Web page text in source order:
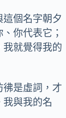
個名字朝夕
你代表它；
我就覺得我的
彿是虛詞，才
我與我的名